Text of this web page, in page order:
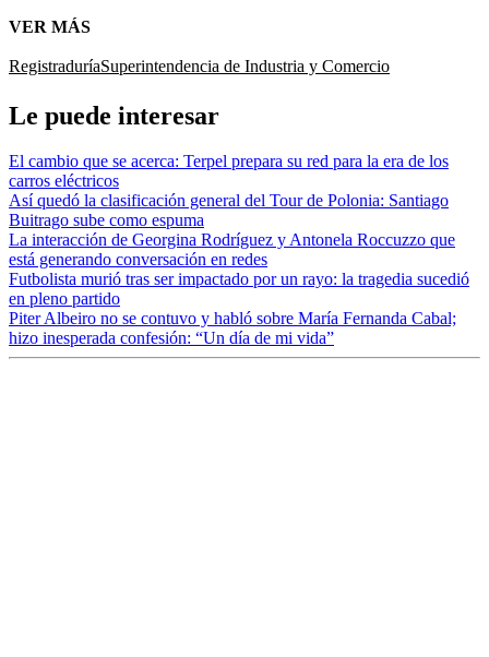
VER MÁS
RegistraduríaSuperintendencia de Industria y Comercio
Le puede interesar
El cambio que se acerca: Terpel prepara su red para la era de los
carros eléctricos
Así quedó la clasificación general del Tour de Polonia: Santiago
Buitrago sube como espuma
La interacción de Georgina Rodríguez y Antonela Roccuzzo que
está generando conversación en redes
Futbolista murió tras ser impactado por un rayo: la tragedia sucedió
en pleno partido
Piter Albeiro no se contuvo y habló sobre María Fernanda Cabal;
hizo inesperada confesión: “Un día de mi vida”